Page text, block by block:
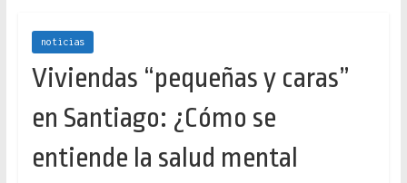
noticias
Viviendas “pequeñas y caras”
en Santiago: ¿Cómo se
entiende la salud mental